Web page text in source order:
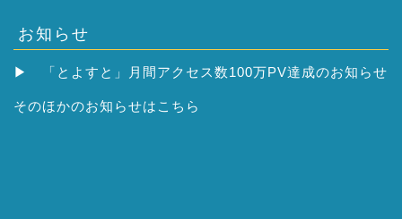
お知らせ
▶ 「とよすと」月間アクセス数100万PV達成のお知らせ
そのほかのお知らせはこちら